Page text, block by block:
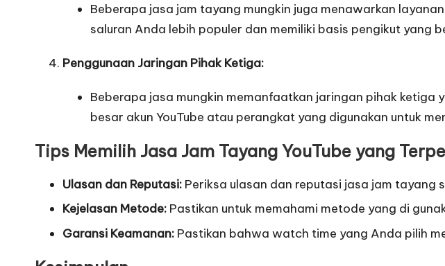
Beberapa jasa jam tayang mungkin juga menawarkan
saluran Anda lebih populer dan memiliki basis pengikut yang
Penggunaan Jaringan Pihak Ketiga:
Beberapa jasa mungkin memanfaatkan jaringan pihak ketiga
besar akun YouTube atau perangkat yang digunakan untuk
Tips Memilih Jasa Jam Tayang YouTube yang
Ulasan dan Reputasi: Periksa ulasan dan reputasi jasa jam tayang
Kejelasan Metode: Pastikan untuk memahami metode yang di
Garansi Keamanan: Pastikan bahwa watch time yang Anda pilih